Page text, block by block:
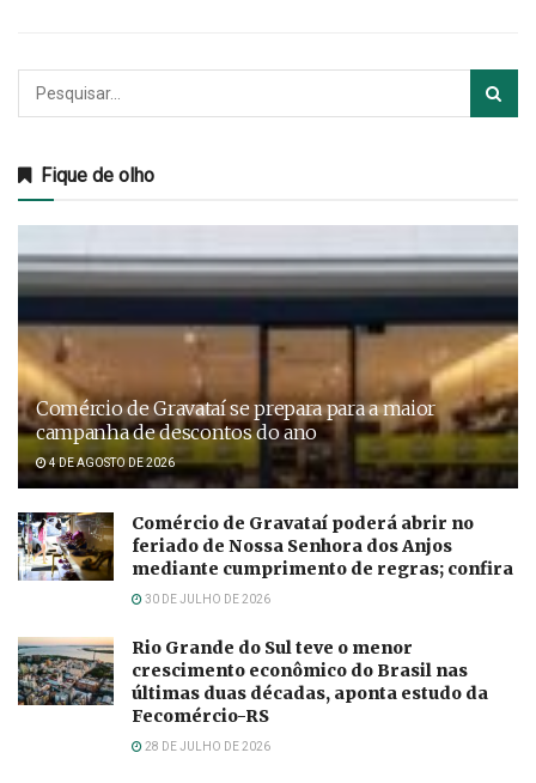
Fique de olho
Comércio de Gravataí se prepara para a maior
campanha de descontos do ano
4 DE AGOSTO DE 2026
Comércio de Gravataí poderá abrir no
feriado de Nossa Senhora dos Anjos
mediante cumprimento de regras; confira
30 DE JULHO DE 2026
Rio Grande do Sul teve o menor
crescimento econômico do Brasil nas
últimas duas décadas, aponta estudo da
Fecomércio-RS
28 DE JULHO DE 2026